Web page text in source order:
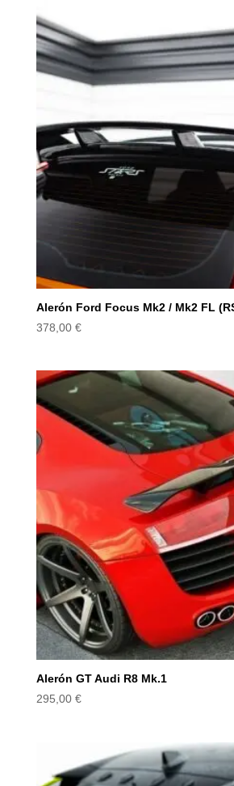
Alerón Ford Focus Mk2 / Mk2 FL
378,00 €
Alerón GT Audi R8 Mk.1
295,00 €